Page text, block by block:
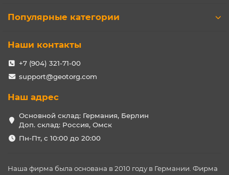
Популярные категории
Наши контакты
+7 (904) 321-71-00
support@geotorg.com
Наш адрес
Основной склад: Германия, Берлин
Доп. склад: Россия, Омск
Пн-Пт, с 10:00 до 20:00
Наша фирма была основана в 2010 году в Германии. Фирма